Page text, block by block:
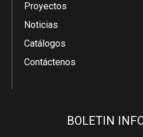
Proyectos
Noticias
Catálogos
Contáctenos
BOLETIN